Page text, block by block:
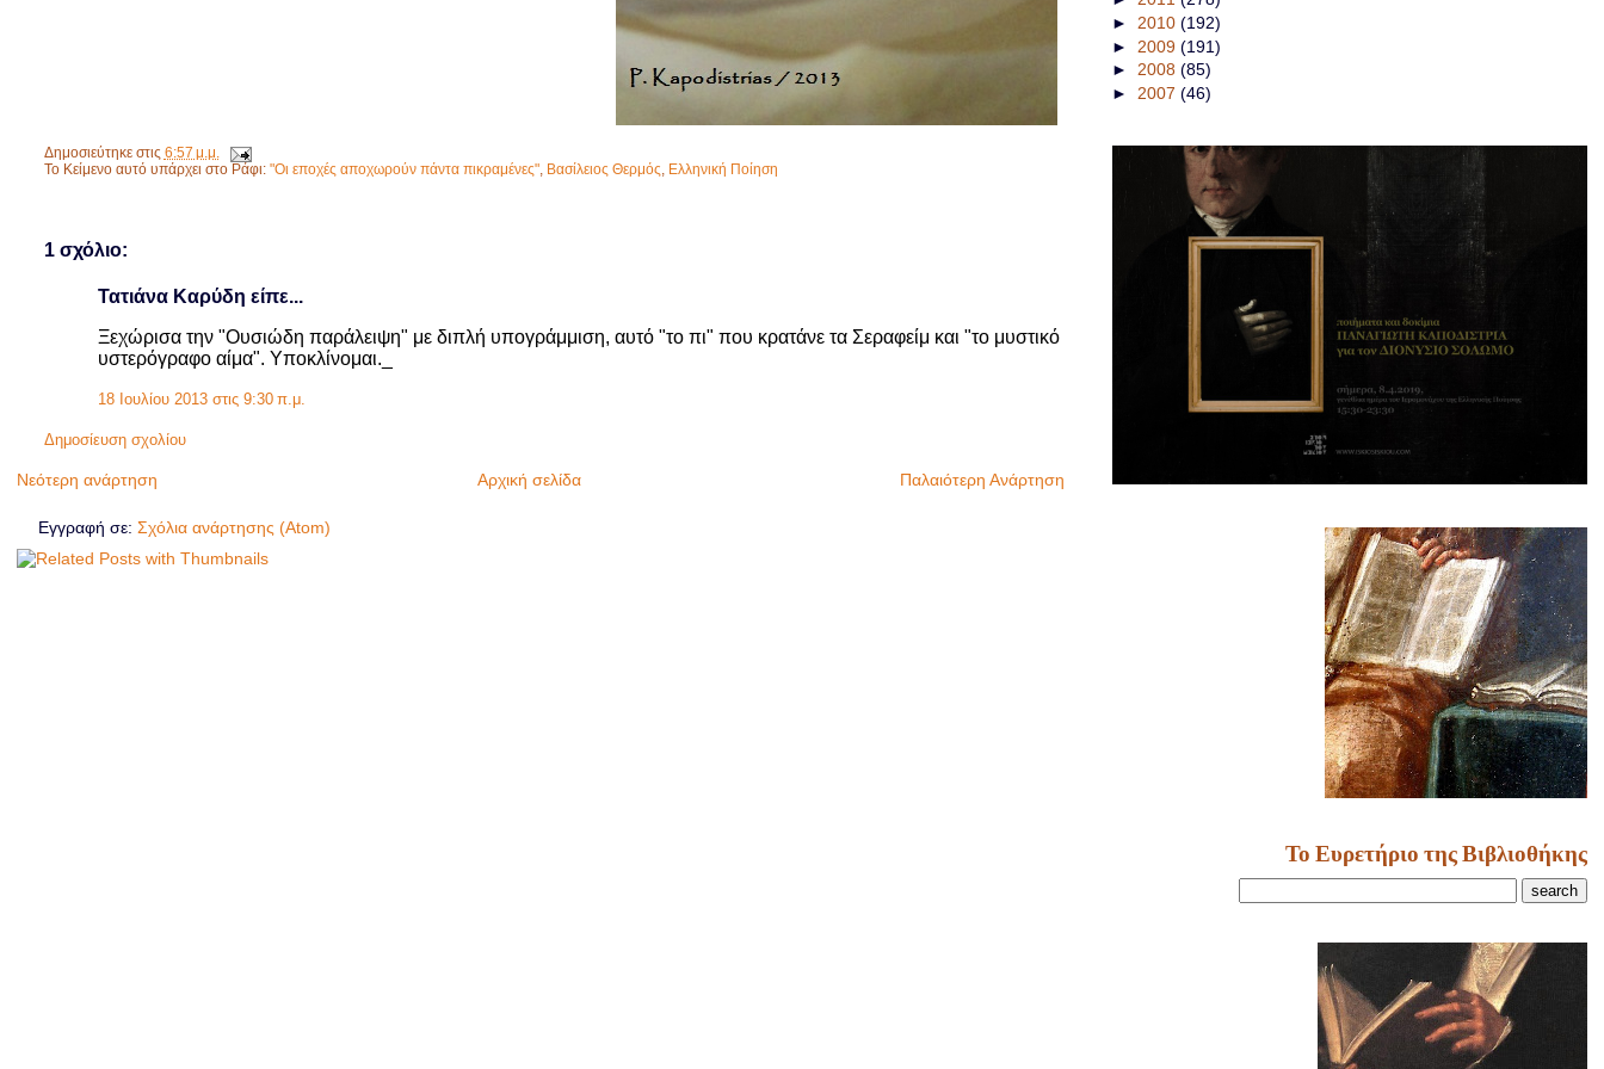
Δημοσιεύτηκε στις 6:57 μ.μ.
Το Κείμενο αυτό υπάρχει στο Ράφι: "Οι εποχές αποχωρούν πάντα πικραμένες", Βασίλειος Θερμός Ελληνική Ποίηση
1 σχόλιο:
Τατιάνα Καρύδη είπε...
Ξεχώρισα την "Ουσιώδη παράλειψη" με διπλή υπογράμμιση, αυτό "το πι" που κρατάνε τα Σεραφείμ και "το μυστικό
υστερόγραφο αίμα". Υποκλίνομαι._
18 Ιουλίου 2013 στις 9:30 π.μ.
Δημοσίευση σχολίου
Νεότερη ανάρτηση Παλαιότερη Ανάρτηση
Αρχική σελίδα
Εγγραφή σε: Σχόλια ανάρτησης (Atom)
► 2010 (192)
► 2009 (191)
► 2008 (85)
► 2007 (46)
Το Ευρετήριο της Βιβλιοθήκης